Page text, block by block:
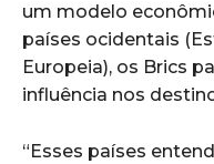
um modelo
países ocidentais
Europeia), os Brics
influência nos
“Esses países